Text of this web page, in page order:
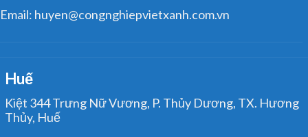
Email: huyen@congnghiepvietxanh.com.vn
Huế
Kiệt 344 Trưng Nữ Vương, P. Thủy Dương, TX. Hương
Thủy, Huế